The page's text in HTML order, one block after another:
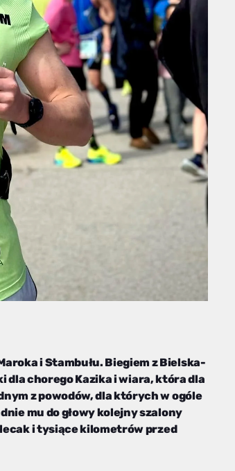
i Stambułu. Biegiem z Bielska-
dla chorego Kazika i wiara, która dla
z powodów, dla których w ogóle
mu do głowy kolejny szalony
i tysiące kilometrów przed